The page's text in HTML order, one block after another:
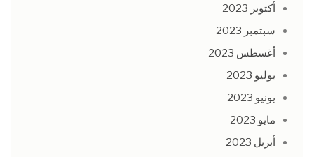
أكتوبر 2023
سبتمبر 2023
أغسطس 2023
يوليو 2023
يونيو 2023
مايو 2023
أبريل 2023